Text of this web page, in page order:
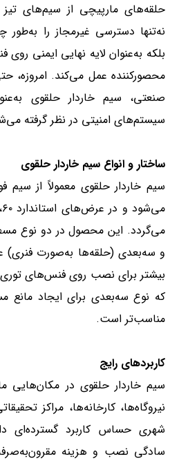
حلقه‌های مارپیچی از سیم‌های
نه‌تنها دسترسی غیرمجاز را
بلکه به‌عنوان لایه نهایی ایمنی
محصورکننده عمل می‌کند.
صنعتی، سیم خاردار حلقوی
سیستم‌های امنیتی در نظر گرفته
ساختار و انواع سیم خاردار حلقوی
سیم خاردار حلقوی معمولاً از سیم
می‌گردد. این محصول در دو نوع
و سه‌بعدی (حلقه‌ها به‌صورت
بیشتر برای نصب روی فنس‌های
که نوع سه‌بعدی برای ایجاد مانع
مناسب‌تر است.
کاربردهای رایج
سیم خاردار حلقوی در مکان‌هایی
نیروگاه‌ها، کارخانه‌ها، مراکز
شهری حساس کاربرد گسترده‌ای
سادگی نصب و هزینه